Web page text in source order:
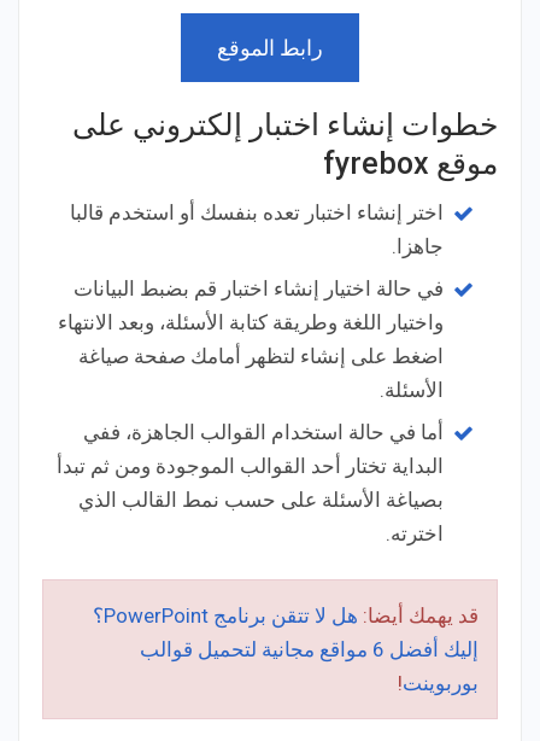
رابط الموقع
خطوات إنشاء اختبار إلكتروني على
موقع fyrebox
اختر إنشاء اختبار تعده بنفسك أو استخدم قالبا
جاهزا.
في حالة اختيار إنشاء اختبار قم بضبط البيانات
واختيار اللغة وطريقة كتابة الأسئلة، وبعد الانتهاء
اضغط على إنشاء لتظهر أمامك صفحة صياغة
الأسئلة.
أما في حالة استخدام القوالب الجاهزة، ففي
البداية تختار أحد القوالب الموجودة ومن ثم تبدأ
بصياغة الأسئلة على حسب نمط القالب الذي
اخترته.
قد يهمك أيضا:
هل لا تتقن برنامج PowerPoint؟
إليك أفضل 6 مواقع مجانية لتحميل قوالب
بوربوينت!